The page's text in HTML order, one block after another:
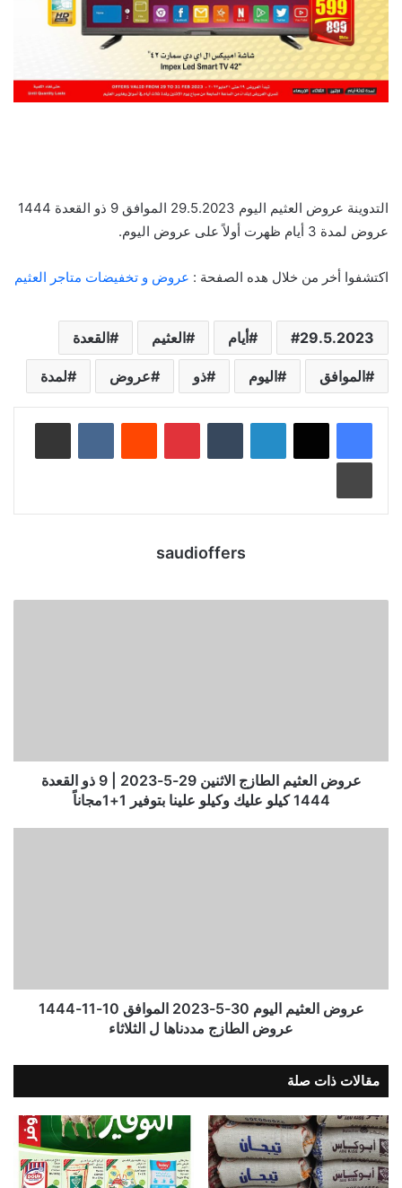
التدوينة عروض العثيم اليوم 29.5.2023 الموافق 9 ذو القعدة 1444
عروض لمدة 3 أيام ظهرت أولاً على عروض اليوم.
اكتشفوا أخر من خلال هده الصفحة : عروض و تخفيضات متاجر العثيم
29.5.2023 أيام العثيم القعدة
الموافق اليوم ذو عروض لمدة
لينكدإن بينتيريست
saudioffers
عروض العثيم الطازج الاثنين 29-5-2023 | 9 ذو القعدة
1444 كيلو عليك وكيلو علينا بتوفير 1+1مجاناً
عروض العثيم اليوم 30-5-2023 الموافق 10-11-1444
عروض الطازج مددناها ل الثلاثاء
مقالات ذات صلة